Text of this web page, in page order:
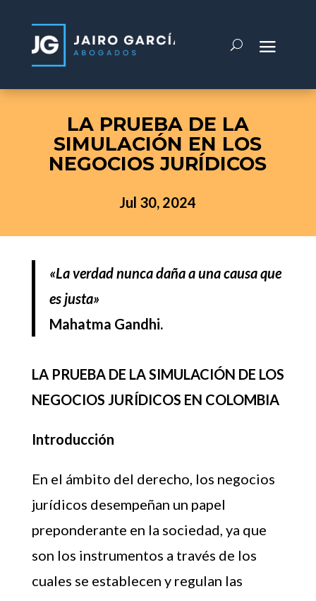
LA PRUEBA DE LA
SIMULACIÓN EN LOS
NEGOCIOS JURÍDICOS
Jul 30, 2024
«La verdad nunca daña a una causa que
es justa»
Mahatma Gandhi.
LA PRUEBA DE LA SIMULACIÓN DE LOS
NEGOCIOS JURÍDICOS EN COLOMBIA
Introducción
En el ámbito del derecho, los negocios
jurídicos desempeñan un papel
preponderante en la sociedad, ya que
son los instrumentos a través de los
cuales se establecen y regulan las